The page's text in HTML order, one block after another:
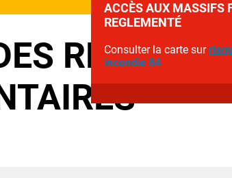
ACCÈS AUX MASSIFS
REGLEMENTÉ
Consulter la carte sur
incendie 84
RECRUTE